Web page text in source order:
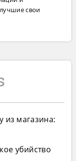
свои
из магазина:
убийство